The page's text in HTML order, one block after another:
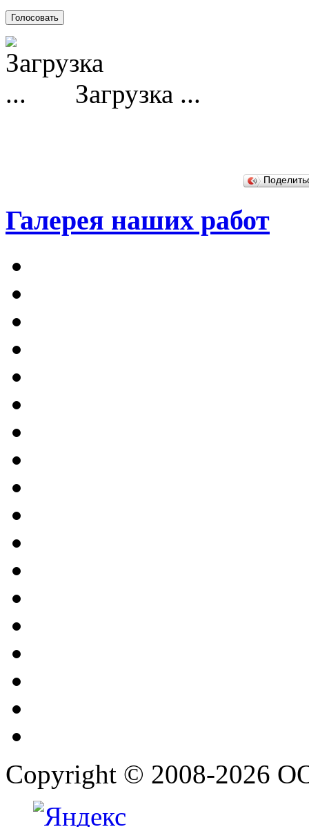
Загрузка ...
Галерея наших работ
Copyright © 2008-2026